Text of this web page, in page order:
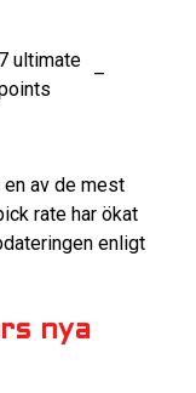
7 ultimate
–
av de mest
rate har ökat
enligt
nya